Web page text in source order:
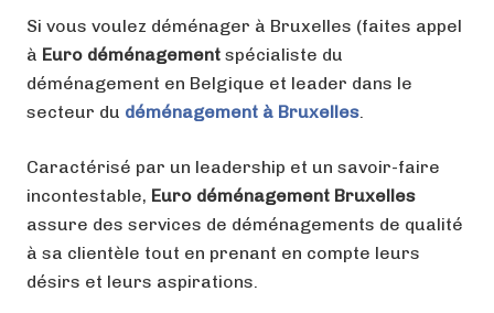
Si vous voulez déménager à Bruxelles (faites appel
à Euro déménagement spécialiste du
déménagement en Belgique et leader dans le
secteur du déménagement à Bruxelles
Caractérisé par un leadership et un savoir-faire
incontestable, Euro déménagement Bruxelles
assure des services de déménagements de qualité
à sa clientèle tout en prenant en compte leurs
désirs et leurs aspirations.